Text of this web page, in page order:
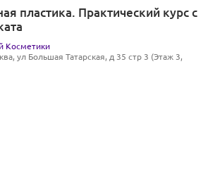
пластика. Практический курс с
Косметики
ул Большая Татарская, д 35 стр 3 (Этаж 3,